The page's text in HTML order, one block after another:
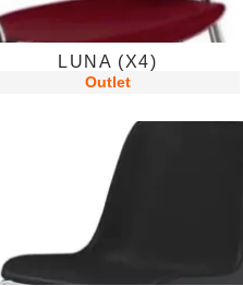
LUNA (X4)
Outlet